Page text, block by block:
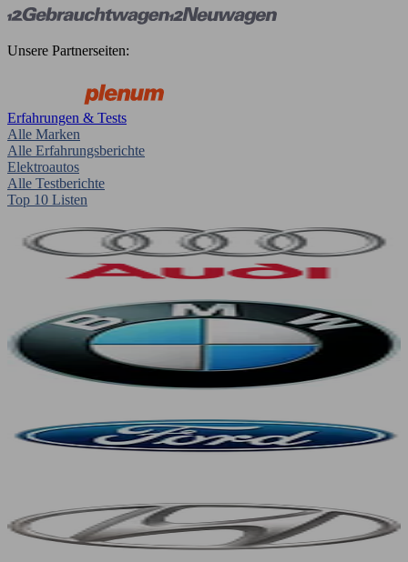
Unsere Partnerseiten:
Erfahrungen & Tests
Alle Marken
Alle Erfahrungsberichte
Elektroautos
Alle Testberichte
Top 10 Listen